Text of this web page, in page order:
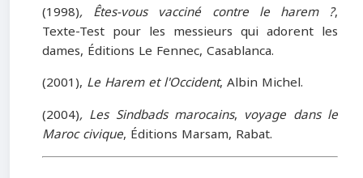
(1998), Êtes-vous vacciné contre le harem ?,
Texte-Test pour les messieurs qui adorent les
dames, Éditions Le Fennec, Casablanca.
(2001), Le Harem et l'Occident, Albin Michel.
(2004), Les Sindbads marocains, voyage dans le
Maroc civique, Éditions Marsam, Rabat.